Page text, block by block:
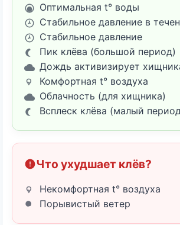
Оптимальная t° воды
Стабильное давление в
Стабильное давление
Пик клёва (большой период)
Дождь активизирует
Комфортная t° воздуха
Облачность (для хищника)
Всплеск клёва (малый
Что ухудшает клёв?
Некомфортная t° воздуха
Порывистый ветер